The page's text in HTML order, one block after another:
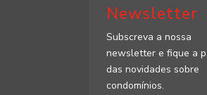
Newsletter
Subscreva a nossa
newsletter e fique a
das novidades sobre
condomínios.